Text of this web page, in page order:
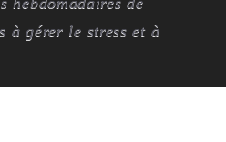
à gérer le stress et à